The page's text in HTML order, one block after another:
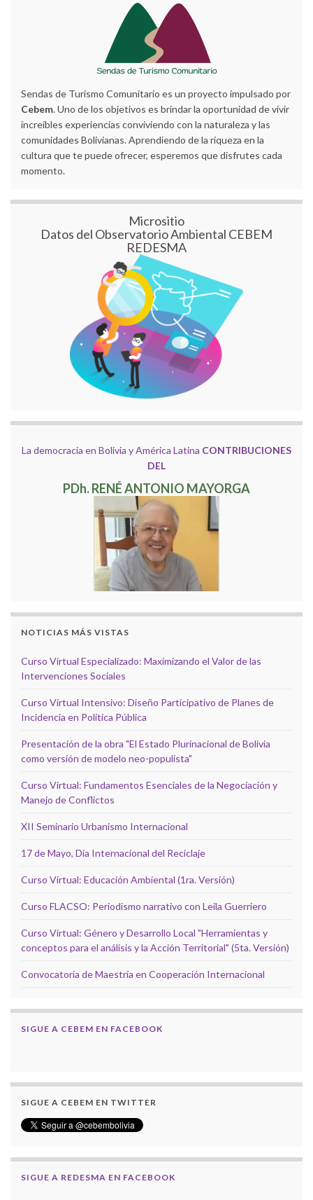
Sendas de Turismo Comunitario es un proyecto impulsado por
Cebem. Uno de los objetivos es brindar la oportunidad de vivir
increíbles experiencias conviviendo con la naturaleza y las
comunidades Bolivianas. Aprendiendo de la riqueza en la
cultura que te puede ofrecer, esperemos que disfrutes cada
momento.
Micrositio
Datos del Observatorio Ambiental CEBEM
REDESMA
La democracia en Bolivia y América Latina CONTRIBUCIONES
DEL
PDh. RENÉ ANTONIO MAYORGA
NOTICIAS MÁS VISTAS
Curso Virtual Especializado: Maximizando el Valor de las
Intervenciones Sociales
Curso Virtual Intensivo: Diseño Participativo de Planes de
Incidencia en Política Pública
Presentación de la obra "El Estado Plurinacional de Bolivia
como versión de modelo neo-populista"
Curso Virtual: Fundamentos Esenciales de la Negociación y
Manejo de Conflictos
XII Seminario Urbanismo Internacional
17 de Mayo, Día Internacional del Reciclaje
Curso Virtual: Educación Ambiental (1ra. Versión)
Curso FLACSO: Periodismo narrativo con Leila Guerriero
Curso Virtual: Género y Desarrollo Local "Herramientas y
conceptos para el análisis y la Acción Territorial" (5ta. Versión)
Convocatoria de Maestría en Cooperación Internacional
SIGUE A CEBEM EN FACEBOOK
SIGUE A CEBEM EN TWITTER
SIGUE A REDESMA EN FACEBOOK